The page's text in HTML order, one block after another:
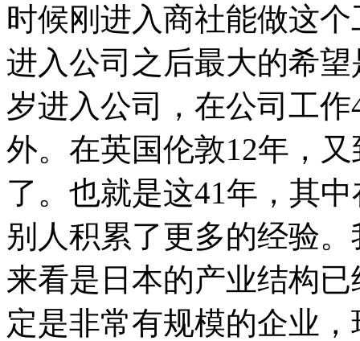
时候刚进入商社能做这
进入公司之后最大的希
岁进入公司，在公司工
外。在英国伦敦12年，
了。也就是这41年，其
别人积累了更多的经验
来看是日本的产业结构
定是非常有规模的企业